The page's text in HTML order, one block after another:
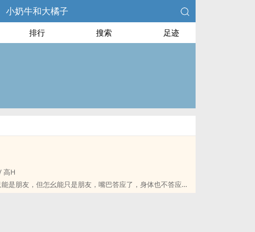
小奶牛和大橘子
排行 搜索 足迹
高‎‌H‍‌
是朋友，但怎幺能只是朋友，嘴巴答应了，身体也不答应。